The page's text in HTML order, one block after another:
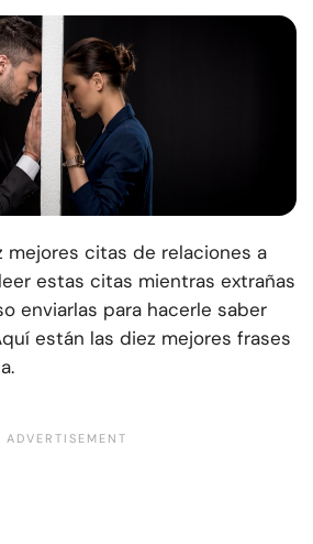
mejores citas de relaciones a
estas citas mientras extrañas
enviarlas para hacerle saber
están las diez mejores frases